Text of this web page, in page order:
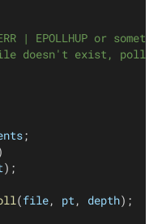
| EPOLLHUP or
doesn't exist, poll
;
);
(file, pt, depth);